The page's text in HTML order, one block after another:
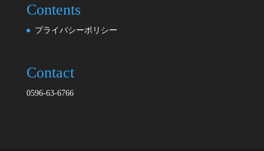
Contents
プライバシーポリシー
Contact
0596-63-6766